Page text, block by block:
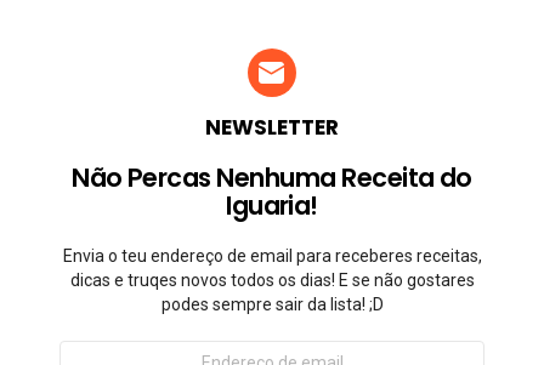
NEWSLETTER
Não Percas Nenhuma Receita do
Iguaria!
Envia o teu endereço de email para receberes receitas,
dicas e truqes novos todos os dias! E se não gostares
podes sempre sair da lista! ;D
Endereço